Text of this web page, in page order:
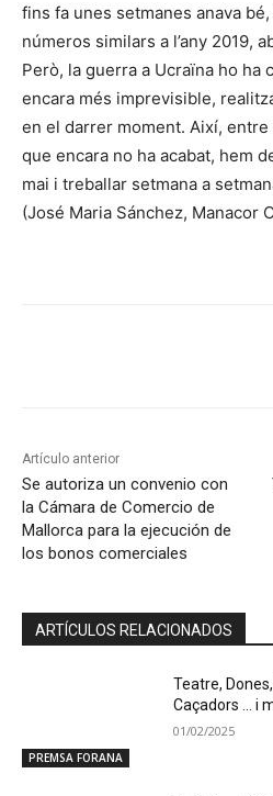
fins fa unes setmanes anava
números similars a l’any 2019,
Però, la guerra a Ucraïna ho ha
encara més imprevisible,
en el darrer moment. Així,
que encara no ha acabat, hem
mai i treballar setmana a
(José Maria Sánchez, Manacor
Artículo anterior
Se autoriza un convenio con
la Cámara de Comercio de
Mallorca para la ejecución de
los bonos comerciales
ARTÍCULOS RELACIONADOS
PREMSA FORANA
Teatre,
Caçadors … i
01/02/2025